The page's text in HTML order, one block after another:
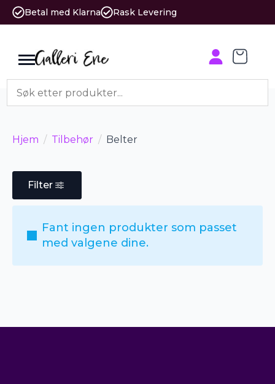
Betal med Klarna Rask Levering
Hjem Tilbehør Belter
Filter
Fant ingen produkter som passet
med valgene dine.